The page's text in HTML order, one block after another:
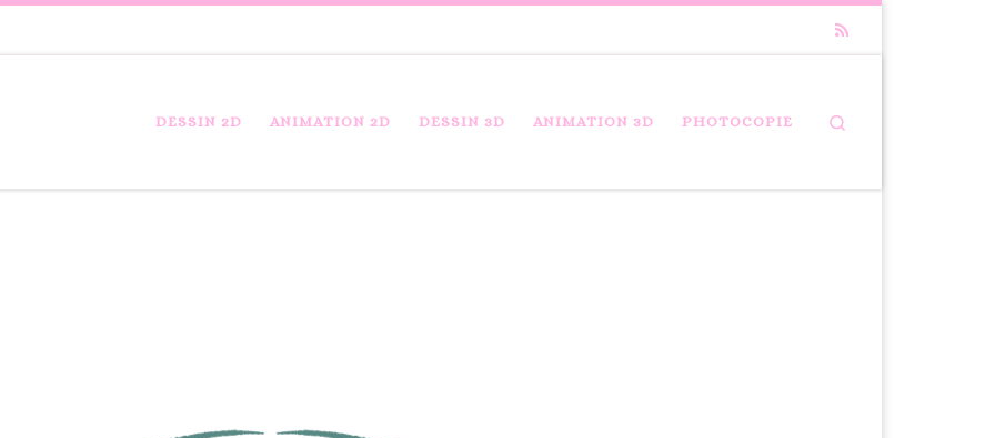
DESSIN 2D ANIMATION 2D DESSIN 3D ANIMATION 3D PHOTOCOPIE